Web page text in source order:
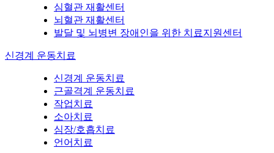
심혈관 재활센터
뇌혈관 재활센터
발달 및 뇌병변 장애인을 위한 치료지원센터
신경계 운동치료
신경계 운동치료
근골격계 운동치료
작업치료
소아치료
심장/호흡치료
언어치료